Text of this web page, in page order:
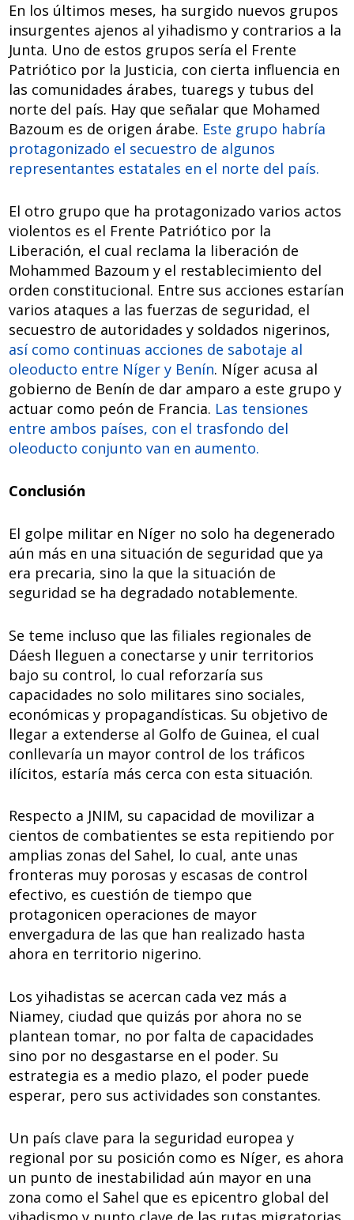
En los últimos meses, ha surgido nuevos grupos
insurgentes ajenos al yihadismo y contrarios a la
Junta. Uno de estos grupos sería el Frente
Patriótico por la Justicia, con cierta influencia en
las comunidades árabes, tuaregs y tubus del
norte del país. Hay que señalar que Mohamed
Bazoum es de origen árabe. Este grupo habría
protagonizado el secuestro de algunos
representantes estatales en el norte del país.
El otro grupo que ha protagonizado varios actos
violentos es el Frente Patriótico por la
Liberación, el cual reclama la liberación de
Mohammed Bazoum y el restablecimiento del
orden constitucional. Entre sus acciones estarían
varios ataques a las fuerzas de seguridad, el
secuestro de autoridades y soldados nigerinos,
así como continuas acciones de sabotaje al
oleoducto entre Níger y Benín. Níger acusa al
gobierno de Benín de dar amparo a este grupo y
actuar como peón de Francia. Las tensiones
entre ambos países, con el trasfondo del
oleoducto conjunto van en aumento.
Conclusión
El golpe militar en Níger no solo ha degenerado
aún más en una situación de seguridad que ya
era precaria, sino la que la situación de
seguridad se ha degradado notablemente.
Se teme incluso que las filiales regionales de
Dáesh lleguen a conectarse y unir territorios
bajo su control, lo cual reforzaría sus
capacidades no solo militares sino sociales,
económicas y propagandísticas. Su objetivo de
llegar a extenderse al Golfo de Guinea, el cual
conllevaría un mayor control de los tráficos
ilícitos, estaría más cerca con esta situación.
Respecto a JNIM, su capacidad de movilizar a
cientos de combatientes se esta repitiendo por
amplias zonas del Sahel, lo cual, ante unas
fronteras muy porosas y escasas de control
efectivo, es cuestión de tiempo que
protagonicen operaciones de mayor
envergadura de las que han realizado hasta
ahora en territorio nigerino.
Los yihadistas se acercan cada vez más a
Niamey, ciudad que quizás por ahora no se
plantean tomar, no por falta de capacidades
sino por no desgastarse en el poder. Su
estrategia es a medio plazo, el poder puede
esperar, pero sus actividades son constantes.
Un país clave para la seguridad europea y
regional por su posición como es Níger, es ahora
un punto de inestabilidad aún mayor en una
zona como el Sahel que es epicentro global del